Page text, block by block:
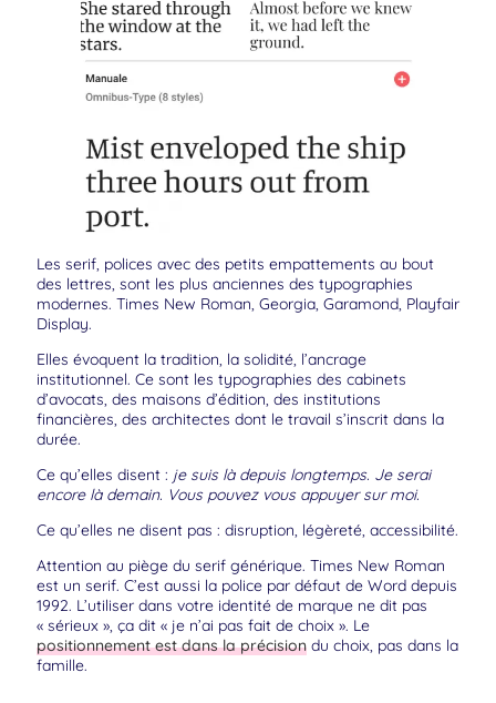
Les serif, polices avec des petits empattements au bout
des lettres, sont les plus anciennes des typographies
modernes. Times New Roman, Georgia, Garamond, Playfair
Display.
Elles évoquent la tradition, la solidité, l’ancrage
institutionnel. Ce sont les typographies des cabinets
d’avocats, des maisons d’édition, des institutions
financières, des architectes dont le travail s’inscrit dans la
durée.
Ce qu’elles disent : je suis là depuis longtemps. Je serai
encore là demain. Vous pouvez vous appuyer sur moi.
Ce qu’elles ne disent pas : disruption, légèreté, accessibilité.
Attention au piège du serif générique. Times New Roman
est un serif. C’est aussi la police par défaut de Word depuis
1992. L’utiliser dans votre identité de marque ne dit pas
« sérieux », ça dit « je n’ai pas fait de choix ». Le
positionnement est dans la précision du choix, pas dans la
famille.